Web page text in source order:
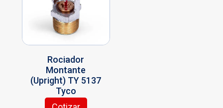
Rociador
Montante
(Upright) TY 5137
Tyco